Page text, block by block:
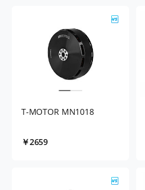
T-MOTOR MN1018
￥2659